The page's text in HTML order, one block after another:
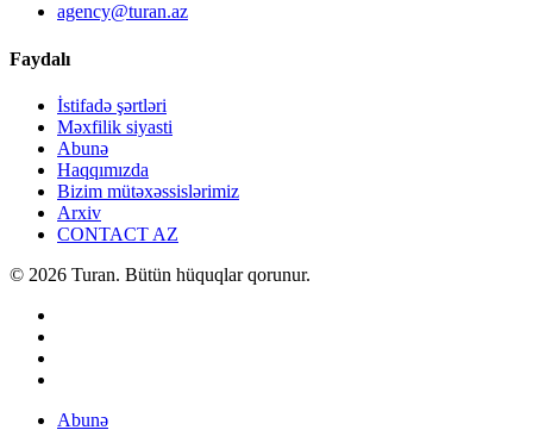
agency@turan.az
Faydalı
İstifadə şərtləri
Məxfilik siyasti
Abunə
Haqqımızda
Bizim mütəxəssislərimiz
Arxiv
CONTACT AZ
© 2026 Turan. Bütün hüquqlar qorunur.
Abunə